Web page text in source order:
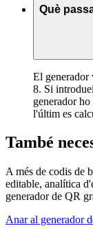
Què
El
8. Si
generador
l'últim es
També
A més de codis de
editable, analítica
generador de QR
Anar al generador